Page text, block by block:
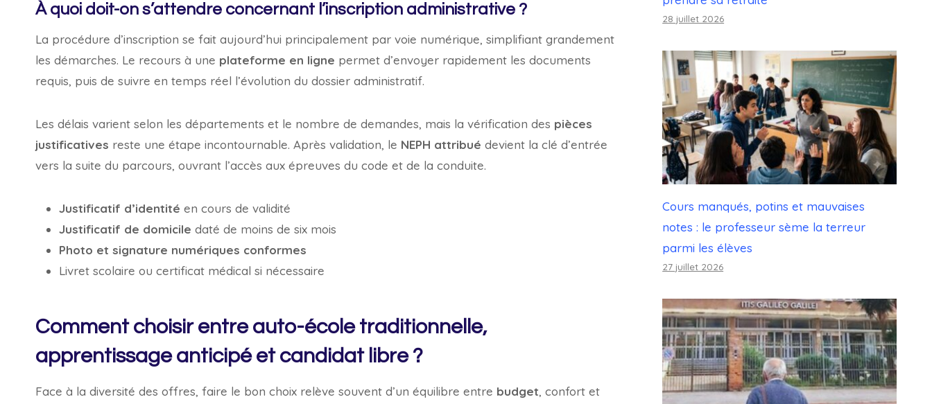
À quoi doit-on s’attendre concernant l’inscription administrative ?
La procédure d’inscription se fait aujourd’hui principalement par voie numérique, simplifiant grandement
les démarches. Le recours à une plateforme en ligne permet d’envoyer rapidement les documents
requis, puis de suivre en temps réel l’évolution du dossier administratif.
Les délais varient selon les départements et le nombre de demandes, mais la vérification des pièces
justificatives reste une étape incontournable. Après validation, le NEPH attribué devient la clé d’entrée
vers la suite du parcours, ouvrant l’accès aux épreuves du code et de la conduite.
Justificatif d’identité en cours de validité
Justificatif de domicile daté de moins de six mois
Photo et signature numériques conformes
Livret scolaire ou certificat médical si nécessaire
Comment choisir entre auto-école traditionnelle,
apprentissage anticipé et candidat libre ?
Face à la diversité des offres, faire le bon choix relève souvent d’un équilibre entre budget, confort et
28 juillet 2026
Cours manqués, potins et mauvaises
notes : le professeur sème la terreur
parmi les élèves
27 juillet 2026